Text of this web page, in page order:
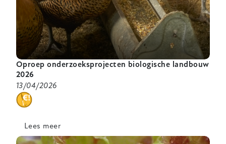
Oproep onderzoeksprojecten biologische landbouw
2026
13/04/2026
categorie
Lees meer
Oproep